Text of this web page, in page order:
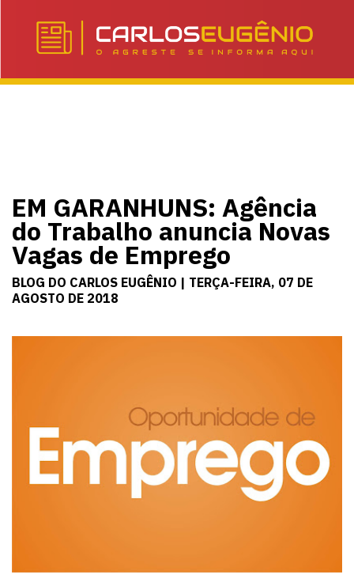
EM GARANHUNS: Agência
do Trabalho anuncia Novas
Vagas de Emprego
BLOG DO CARLOS EUGÊNIO | TERÇA-FEIRA, 07 DE
AGOSTO DE 2018